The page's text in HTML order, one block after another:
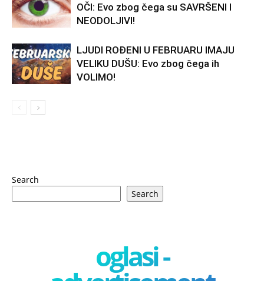
OČI: Evo zbog čega su SAVRŠENI I
NEODOLJIVI!
LJUDI ROĐENI U FEBRUARU IMAJU
VELIKU DUŠU: Evo zbog čega ih
VOLIMO!
Search
Search
oglasi -